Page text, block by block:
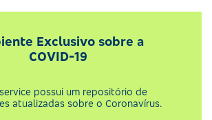
Exclusivo sobre a
COVID-19
possui um repositório de
atualizadas sobre o Coronavírus.